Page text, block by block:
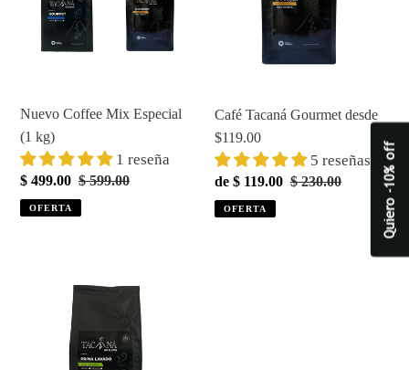
Nuevo Coffee Mix Especial
(1 kg)
1 reseña
Precio
de
$ 499.00 Precio
habitual
$ 599.00
OFERTA
$119.00
Café Tacaná Gourmet desde
$119.00
5 reseñas
Precio
de
de $ 119.00 Precio
$ 230.00
OFERTA Quiero -10% off